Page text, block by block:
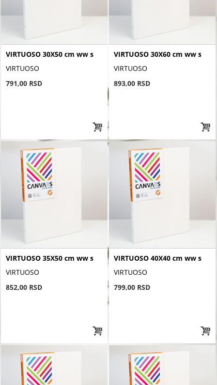
VIRTUOSO 30X50 cm ww s
VIRTUOSO
791,00 RSD
VIRTUOSO 30X60 cm ww s
VIRTUOSO
893,00 RSD
VIRTUOSO 35X50 cm ww s
VIRTUOSO
852,00 RSD
VIRTUOSO 40X40 cm ww s
VIRTUOSO
799,00 RSD